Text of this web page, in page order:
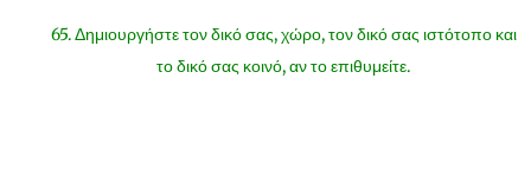
65. Δημιουργήστε τον δικό σας, χώρο, τον δικό σας ιστότοπο και
το δικό σας κοινό, αν το επιθυμείτε.